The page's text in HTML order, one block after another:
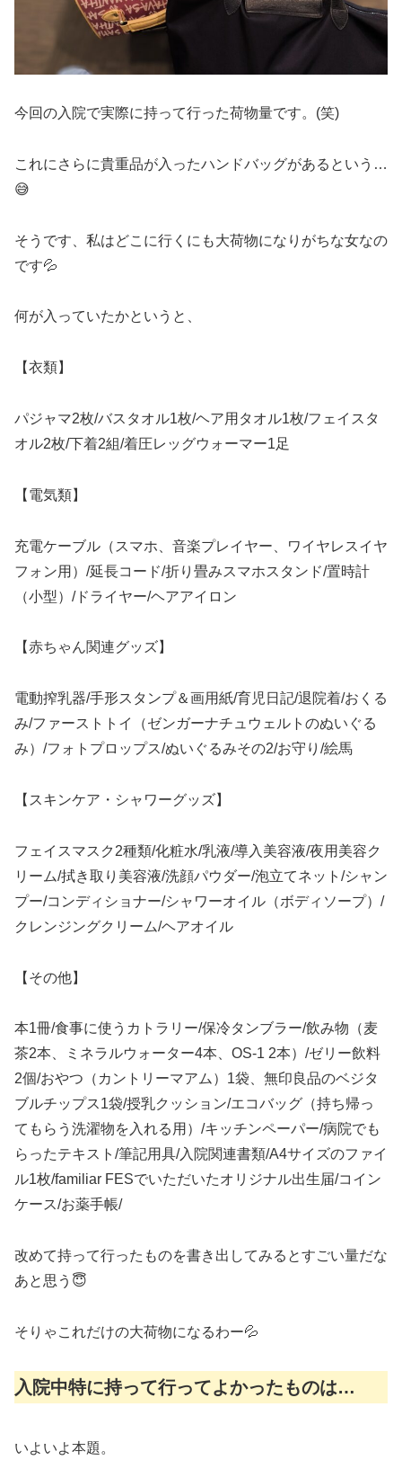
今回の入院で実際に持って行った荷物量です。(笑)
これにさらに貴重品が入ったハンドバッグがあるという…
😅
そうです、私はどこに行くにも大荷物になりがちな女なの
です💦
何が入っていたかというと、
【衣類】
パジャマ2枚/バスタオル1枚/ヘア用タオル1枚/フェイスタ
オル2枚/下着2組/着圧レッグウォーマー1足
【電気類】
充電ケーブル（スマホ、音楽プレイヤー、ワイヤレスイヤ
フォン用）/延長コード/折り畳みスマホスタンド/置時計
（小型）/ドライヤー/ヘアアイロン
【赤ちゃん関連グッズ】
電動搾乳器/手形スタンプ＆画用紙/育児日記/退院着/おくる
み/ファーストトイ（ゼンガーナチュウェルトのぬいぐる
み）/フォトプロップス/ぬいぐるみその2/お守り/絵馬
【スキンケア・シャワーグッズ】
フェイスマスク2種類/化粧水/乳液/導入美容液/夜用美容ク
リーム/拭き取り美容液/洗顔パウダー/泡立てネット/シャン
プー/コンディショナー/シャワーオイル（ボディソープ）/
クレンジングクリーム/ヘアオイル
【その他】
本1冊/食事に使うカトラリー/保冷タンブラー/飲み物（麦
茶2本、ミネラルウォーター4本、OS-1 2本）/ゼリー飲料
2個/おやつ（カントリーマアム）1袋、無印良品のベジタ
ブルチップス1袋/授乳クッション/エコバッグ（持ち帰っ
てもらう洗濯物を入れる用）/キッチンペーパー/病院でも
らったテキスト/筆記用具/入院関連書類/A4サイズのファイ
ル1枚/familiar FESでいただいたオリジナル出生届/コイン
ケース/お薬手帳/
改めて持って行ったものを書き出してみるとすごい量だな
あと思う😇
そりゃこれだけの大荷物になるわー💦
入院中特に持って行ってよかったものは…
いよいよ本題。